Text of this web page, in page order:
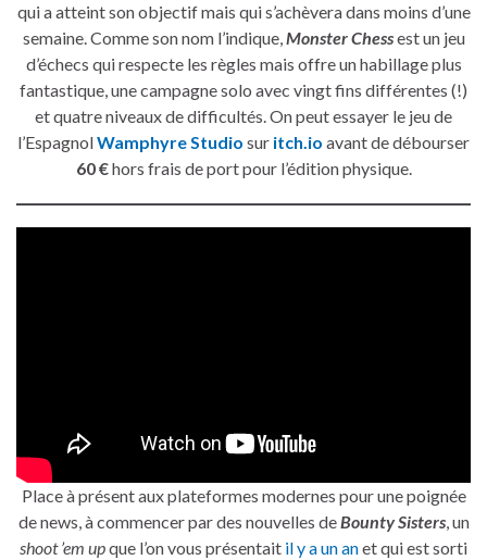
qui a atteint son objectif mais qui s’achèvera dans moins d’une
semaine. Comme son nom l’indique,Monster Chessest un jeu
d’échecs qui respecte les règles mais offre un habillage plus
fantastique, une campagne solo avec vingt fins différentes (!)
et quatre niveaux de difficultés. On peut essayer le jeu de
l’EspagnolWamphyre Studio sur itch.io avant de débourser
60 €hors frais de port pour l’édition physique.
Place à présent aux plateformes modernes pour une poignée
de news, à commencer par des nouvelles deBounty Sisters, un
shoot ’em upque l’on vous présentait il y a un anet qui est sorti